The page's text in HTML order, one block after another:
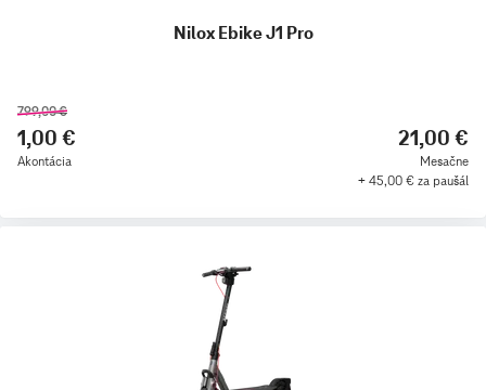
Nilox Ebike J1 Pro
799,00 €
1,00 €
Akontácia
21,00 €
Mesačne
+ 45,00 € za paušál